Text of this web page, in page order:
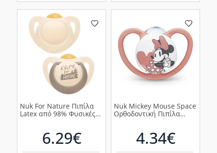
Nuk For Nature Πιπίλα
Latex από 98% Φυσικές
6.29€
Nuk Mickey Mouse Space
Ορθοδοντική Πιπίλα
4.34€